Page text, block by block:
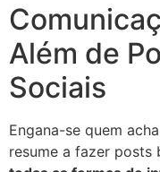
Além de
Sociais
Engana-se quem
resume a fazer posts